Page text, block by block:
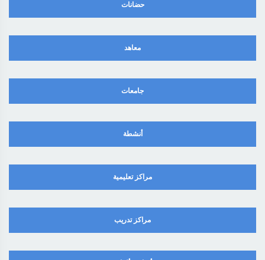
حضانات
معاهد
جامعات
أنشطة
مراكز تعليمية
مراكز تدريب